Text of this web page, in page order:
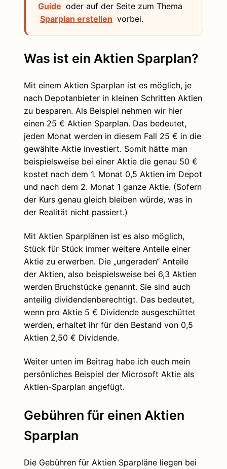
Guide oder auf der Seite zum Thema
Sparplan erstellen vorbei.
Was ist ein Aktien Sparplan?
Mit einem Aktien Sparplan ist es möglich, je
nach Depotanbieter in kleinen Schritten Aktien
zu besparen. Als Beispiel nehmen wir hier
einen 25 € Aktien Sparplan. Das bedeutet,
jeden Monat werden in diesem Fall 25 € in die
gewählte Aktie investiert. Somit hätte man
beispielsweise bei einer Aktie die genau 50 €
kostet nach dem 1. Monat 0,5 Aktien im Depot
und nach dem 2. Monat 1 ganze Aktie. (Sofern
der Kurs genau gleich bleiben würde, was in
der Realität nicht passiert.)
Mit Aktien Sparplänen ist es also möglich,
Stück für Stück immer weitere Anteile einer
Aktie zu erwerben. Die „ungeraden“ Anteile
der Aktien, also beispielsweise bei 6,3 Aktien
werden Bruchstücke genannt. Sie sind auch
anteilig dividendenberechtigt. Das bedeutet,
wenn pro Aktie 5 € Dividende ausgeschüttet
werden, erhaltet ihr für den Bestand von 0,5
Aktien 2,50 € Dividende.
Weiter unten im Beitrag habe ich euch mein
persönliches Beispiel der Microsoft Aktie als
Aktien-Sparplan angefügt.
Gebühren für einen Aktien
Sparplan
Die Gebühren für Aktien Sparpläne liegen bei